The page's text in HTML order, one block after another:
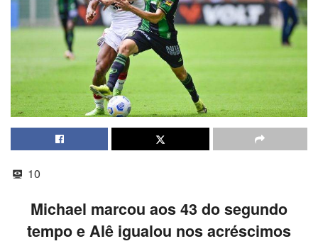
10
Michael marcou aos 43 do segundo
tempo e Alê igualou nos acréscimos